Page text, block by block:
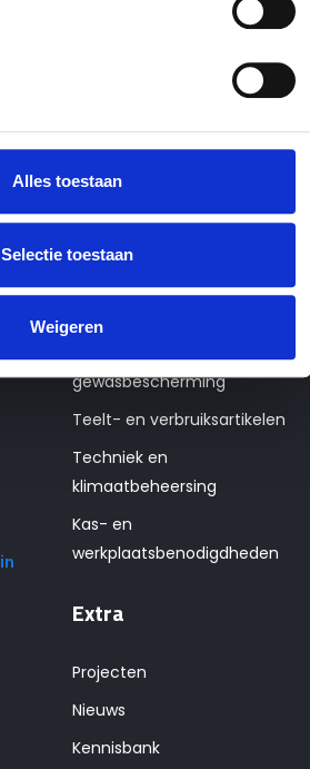
Alles toestaan
Selectie toestaan
Weigeren
Webshop
Seizoens- en tweedehands
gewasbescherming
Teelt- en verbruiksartikelen
Techniek en
klimaatbeheersing
Kas- en
werkplaatsbenodigdheden
Extra
Projecten
Nieuws
Kennisbank